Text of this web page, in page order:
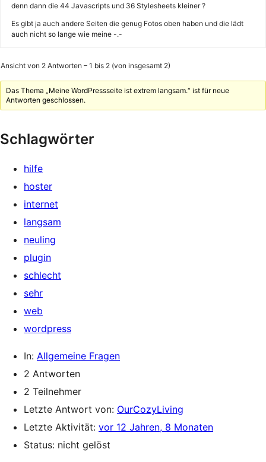
denn dann die 44 Javascripts und 36 Stylesheets kleiner ?
Es gibt ja auch andere Seiten die genug Fotos oben haben und die lädt
auch nicht so lange wie meine -.-
Ansicht von 2 Antworten – 1 bis 2 (von insgesamt 2)
Das Thema „Meine WordPressseite ist extrem langsam.“ ist für neue
Antworten geschlossen.
Schlagwörter
hilfe
hoster
internet
langsam
neuling
plugin
schlecht
sehr
web
wordpress
In: Allgemeine Fragen
2 Antworten
2 Teilnehmer
Letzte Antwort von: OurCozyLiving
Letzte Aktivität: vor 12 Jahren, 8 Monaten
Status: nicht gelöst